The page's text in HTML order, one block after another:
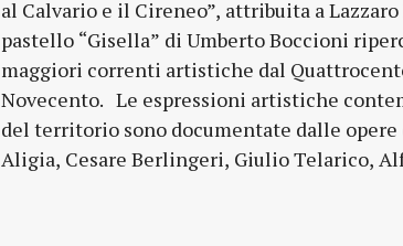
Aligia, Cesare Berlingeri, Giulio Telarico,